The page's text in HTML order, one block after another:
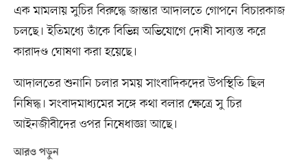
এক মামলায় সুচির বিরুদ্ধে জান্তার আদালতে গোপনে বিচারকাজ
চলছে। ইতিমধ্যে তাঁকে বিভিন্ন অভিযোগে দোষী সাব্যস্ত করে
কারাদণ্ড ঘোষণা করা হয়েছে।
আদালতের শুনানি চলার সময় সাংবাদিকদের উপস্থিতি ছিল
নিষিদ্ধ। সংবাদমাধ্যমের সঙ্গে কথা বলার ক্ষেত্রে সু চির
আইনজীবীদের ওপর নিষেধাজ্ঞা আছে।
আরও পড়ুন